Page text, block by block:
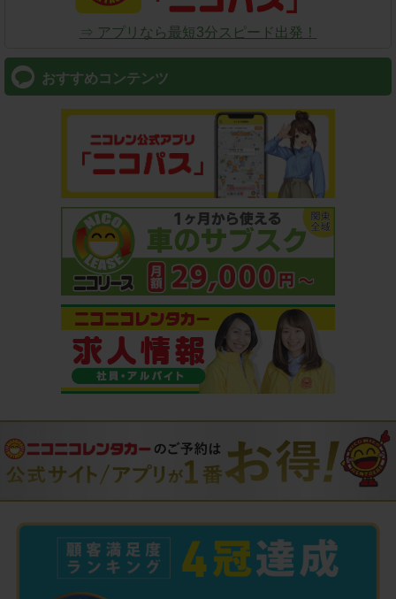
⇒ アプリなら最短3分スピード出発！
おすすめコンテンツ